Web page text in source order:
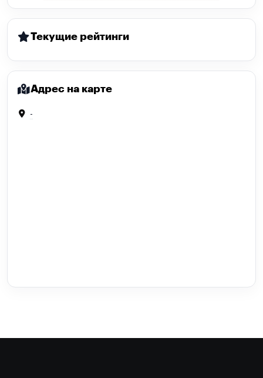
Текущие рейтинги
Адрес на карте
-